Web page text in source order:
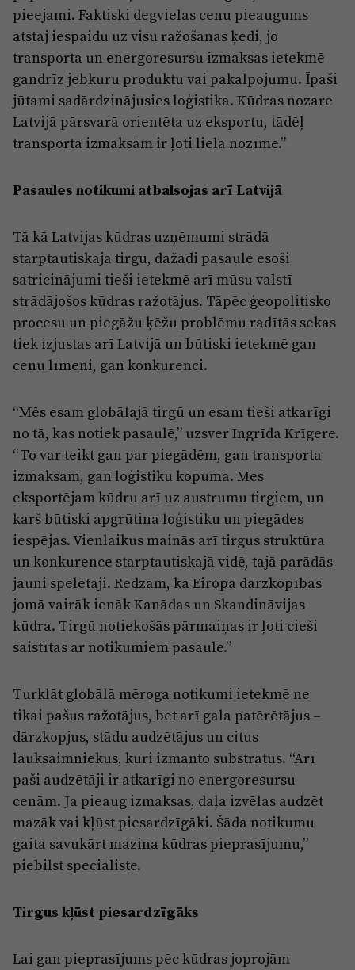
pieejami. Faktiski degvielas cenu pieaugums
atstāj iespaidu uz visu ražošanas ķēdi, jo
transporta un energoresursu izmaksas ietekmē
gandrīz jebkuru produktu vai pakalpojumu. Īpaši
jūtami sadārdzinājusies loģistika. Kūdras nozare
Latvijā pārsvarā orientēta uz eksportu, tādēļ
transporta izmaksām ir ļoti liela nozīme.”
Pasaules notikumi atbalsojas arī Latvijā
Tā kā Latvijas kūdras uzņēmumi strādā
starptautiskajā tirgū, dažādi pasaulē esoši
satricinājumi tieši ietekmē arī mūsu valstī
strādājošos kūdras ražotājus. Tāpēc ģeopolitisko
procesu un piegāžu ķēžu problēmu radītās sekas
tiek izjustas arī Latvijā un būtiski ietekmē gan
cenu līmeni, gan konkurenci.
“Mēs esam globālajā tirgū un esam tieši atkarīgi
no tā, kas notiek pasaulē,” uzsver Ingrīda Krīgere.
“To var teikt gan par piegādēm, gan transporta
izmaksām, gan loģistiku kopumā. Mēs
eksportējam kūdru arī uz austrumu tirgiem, un
karš būtiski apgrūtina loģistiku un piegādes
iespējas. Vienlaikus mainās arī tirgus struktūra
un konkurence starptautiskajā vidē, tajā parādās
jauni spēlētāji. Redzam, ka Eiropā dārzkopības
jomā vairāk ienāk Kanādas un Skandināvijas
kūdra. Tirgū notiekošās pārmaiņas ir ļoti cieši
saistītas ar notikumiem pasaulē.”
Turklāt globālā mēroga notikumi ietekmē ne
tikai pašus ražotājus, bet arī gala patērētājus –
dārzkopjus, stādu audzētājus un citus
lauksaimniekus, kuri izmanto substrātus. “Arī
paši audzētāji ir atkarīgi no energoresursu
cenām. Ja pieaug izmaksas, daļa izvēlas audzēt
mazāk vai kļūst piesardzīgāki. Šāda notikumu
gaita savukārt mazina kūdras pieprasījumu,”
piebilst speciāliste.
Tirgus kļūst piesardzīgāks
Lai gan pieprasījums pēc kūdras joprojām